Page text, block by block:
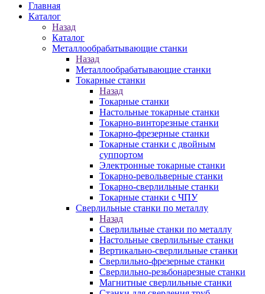
Главная
Каталог
Назад
Каталог
Металлообрабатывающие станки
Назад
Металлообрабатывающие станки
Токарные станки
Назад
Токарные станки
Настольные токарные станки
Токарно-винторезные станки
Токарно-фрезерные станки
Токарные станки с двойным
суппортом
Электронные токарные станки
Токарно-револьверные станки
Токарно-сверлильные станки
Токарные станки с ЧПУ
Сверлильные станки по металлу
Назад
Сверлильные станки по металлу
Настольные сверлильные станки
Вертикально-сверлильные станки
Сверлильно-фрезерные станки
Сверлильно-резьбонарезные станки
Магнитные сверлильные станки